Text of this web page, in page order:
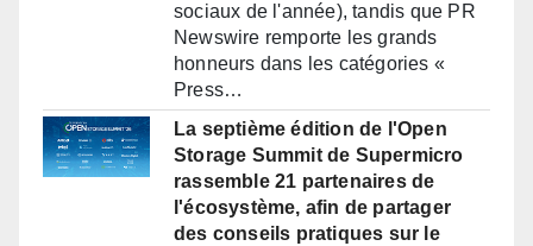
sociaux de l'année), tandis que PR
Newswire remporte les grands
honneurs dans les catégories «
Press…
La septième édition de l'Open
Storage Summit de Supermicro
rassemble 21 partenaires de
l'écosystème, afin de partager
des conseils pratiques sur le